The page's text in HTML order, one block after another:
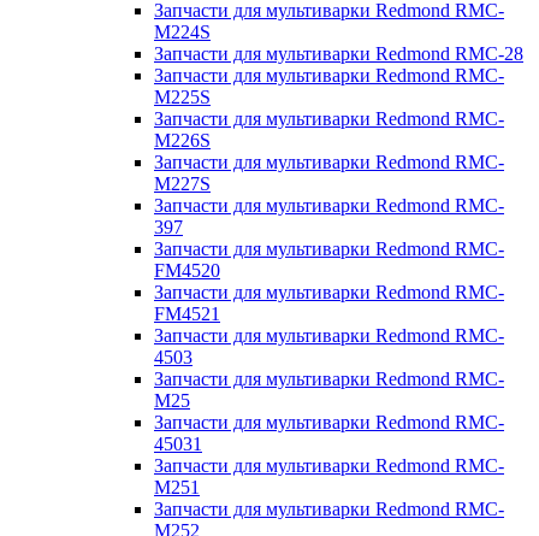
Запчасти для мультиварки Redmond RMC-
M224S
Запчасти для мультиварки Redmond RMC-28
Запчасти для мультиварки Redmond RMC-
M225S
Запчасти для мультиварки Redmond RMC-
M226S
Запчасти для мультиварки Redmond RMC-
M227S
Запчасти для мультиварки Redmond RMC-
397
Запчасти для мультиварки Redmond RMC-
FM4520
Запчасти для мультиварки Redmond RMC-
FM4521
Запчасти для мультиварки Redmond RMC-
4503
Запчасти для мультиварки Redmond RMC-
M25
Запчасти для мультиварки Redmond RMC-
45031
Запчасти для мультиварки Redmond RMC-
M251
Запчасти для мультиварки Redmond RMC-
M252